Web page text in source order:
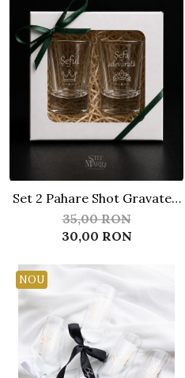
Set 2 Pahare Shot Gravate -
Mărturii Nuntă
Personalizate pentru
Cupluri
35,00 RON
30,00 RON
NOU